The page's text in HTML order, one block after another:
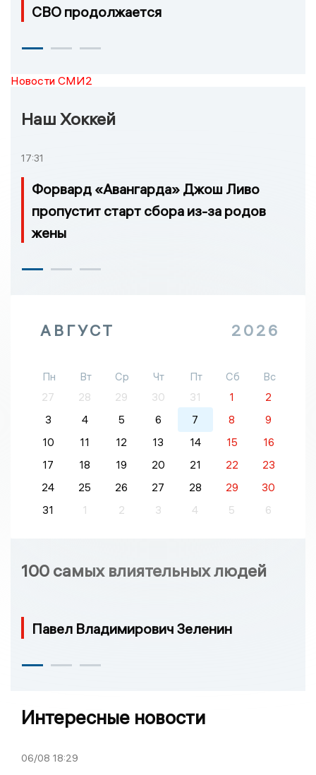
СВО продолжается
Новости СМИ2
Наш Хоккей
17:31
Форвард «Авангарда» Джош Ливо
пропустит старт сбора из-за родов
жены
АВГУСТ 2026
Пн Вт Ср Чт Пт Сб
Вс
27
28 29 30 31 1
2
3
4 5 6 7 8
9
10
11 12 13 14 15
16
17
18 19 20 21 22
23
24
25 26 27 28 29
30
31
1 2 3 4 5 6
100 самых влиятельных людей
Павел Владимирович Зеленин
Интересные новости
06/08 18:29